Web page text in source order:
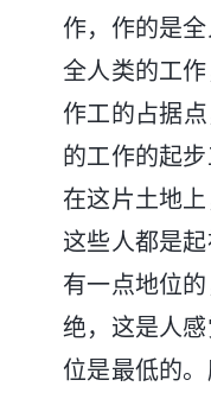
作，作的是
全人类的工
作工的占据
的工作的起
在这片土地
这些人都是
有一点地位
绝，这是人
位是最低的